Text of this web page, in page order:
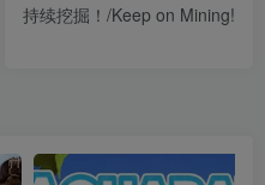
持续挖掘！/Keep on Mining!